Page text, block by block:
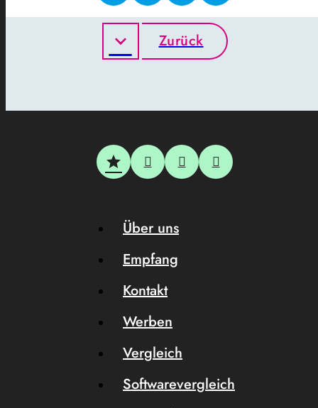
Zurück
Über uns
Empfang
Kontakt
Werben
Vergleich
Softwarevergleich